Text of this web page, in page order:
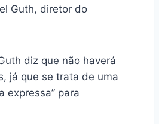
Guth, diretor do
diz que não haverá
já que se trata de uma
expressa” para